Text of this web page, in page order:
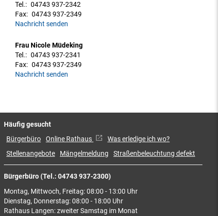
Tel.: 04743 937-2342
Fax: 04743 937-2349
Nachricht senden
Frau Nicole Müdeking
Tel.: 04743 937-2341
Fax: 04743 937-2349
Nachricht senden
Bürgerbüro (Tel.: 04743 937-2300)
Montag, Mittwoch, Freitag: 08:00 - 13:00 Uhr
Dienstag, Donnerstag: 08:00 - 18:00 Uhr
Rathaus Langen: zweiter Samstag im Monat
Häufig gesucht
Bürgerbüro Online Rathaus
Was erledige ich wo?
Stellenangebote
Mängelmeldung Straßenbeleuchtung defekt